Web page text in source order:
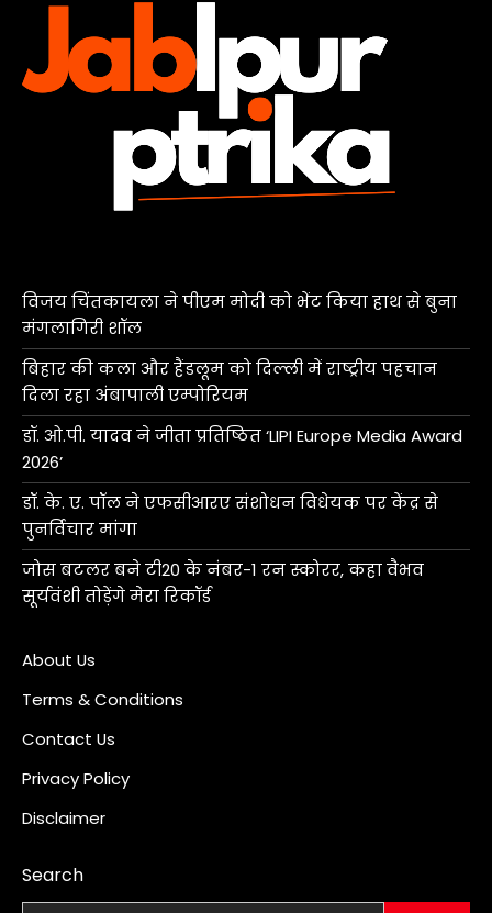
विजय चिंतकायला ने पीएम मोदी को भेंट किया हाथ से बुना
मंगलागिरी शॉल
बिहार की कला और हैंडलूम को दिल्ली में राष्ट्रीय पहचान
दिला रहा अंबापाली एम्पोरियम
डॉ. ओ.पी. यादव ने जीता प्रतिष्ठित ‘LIPI Europe Media Award
2026’
डॉ. के. ए. पॉल ने एफसीआरए संशोधन विधेयक पर केंद्र से
पुनर्विचार मांगा
जोस बटलर बने टी20 के नंबर-1 रन स्कोरर, कहा वैभव
सूर्यवंशी तोड़ेंगे मेरा रिकॉर्ड
About Us
Terms & Conditions
Contact Us
Privacy Policy
Disclaimer
Search